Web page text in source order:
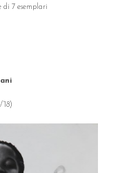
di 7 esemplari